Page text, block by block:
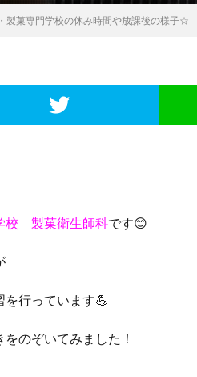
製菓専門学校の休み時間や放課後の様子☆
校 製菓衛生師科です😊
行っています💪
のぞいてみました！